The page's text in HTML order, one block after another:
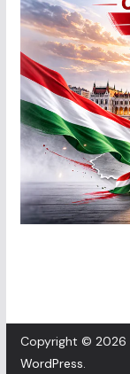
Copyright © 2026
WordPress.